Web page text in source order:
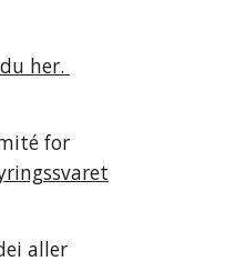
her.
for
aller